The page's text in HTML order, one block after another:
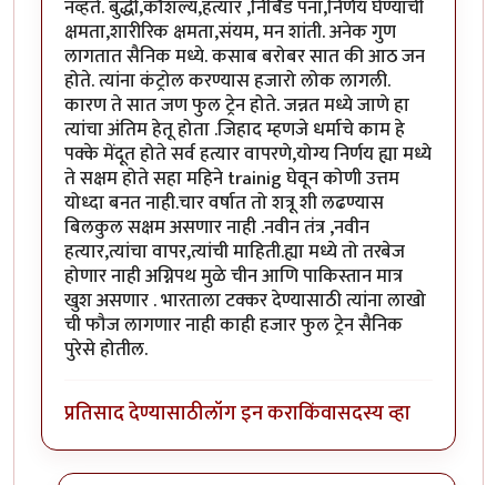
नव्हते. बुद्धी,कौशल्य,हत्यार ,निर्बिड पना,निर्णय घेण्याची
क्षमता,शारीरिक क्षमता,संयम, मन शांती. अनेक गुण
लागतात सैनिक मध्ये. कसाब बरोबर सात की आठ जन
होते. त्यांना कंट्रोल करण्यास हजारो लोक लागली.
कारण ते सात जण फुल ट्रेन होते. जन्नत मध्ये जाणे हा
त्यांचा अंतिम हेतू होता .जिहाद म्हणजे धर्माचे काम हे
पक्के मेंदूत होते सर्व हत्यार वापरणे,योग्य निर्णय ह्या मध्ये
ते सक्षम होते सहा महिने trainig घेवून कोणी उत्तम
योध्दा बनत नाही.चार वर्षात तो शत्रू शी लढण्यास
बिलकुल सक्षम असणार नाही .नवीन तंत्र ,नवीन
हत्यार,त्यांचा वापर,त्यांची माहिती.ह्या मध्ये तो तरबेज
होणार नाही अग्निपथ मुळे चीन आणि पाकिस्तान मात्र
खुश असणार . भारताला टक्कर देण्यासाठी त्यांना लाखो
ची फौज लागणार नाही काही हजार फुल ट्रेन सैनिक
पुरेसे होतील.
प्रतिसाद देण्यासाठीलॉग इन कराकिंवासदस्य व्हा